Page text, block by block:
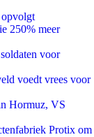
250% meer
voor
voedt vrees voor
Hormuz, VS
Protix om